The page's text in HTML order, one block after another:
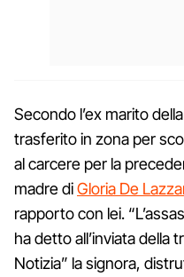
Secondo l’ex marito
trasferito in zona per
al carcere per la
madre diGloria De
rapporto con lei.
ha detto all’inviata della
Notizia” la signora,